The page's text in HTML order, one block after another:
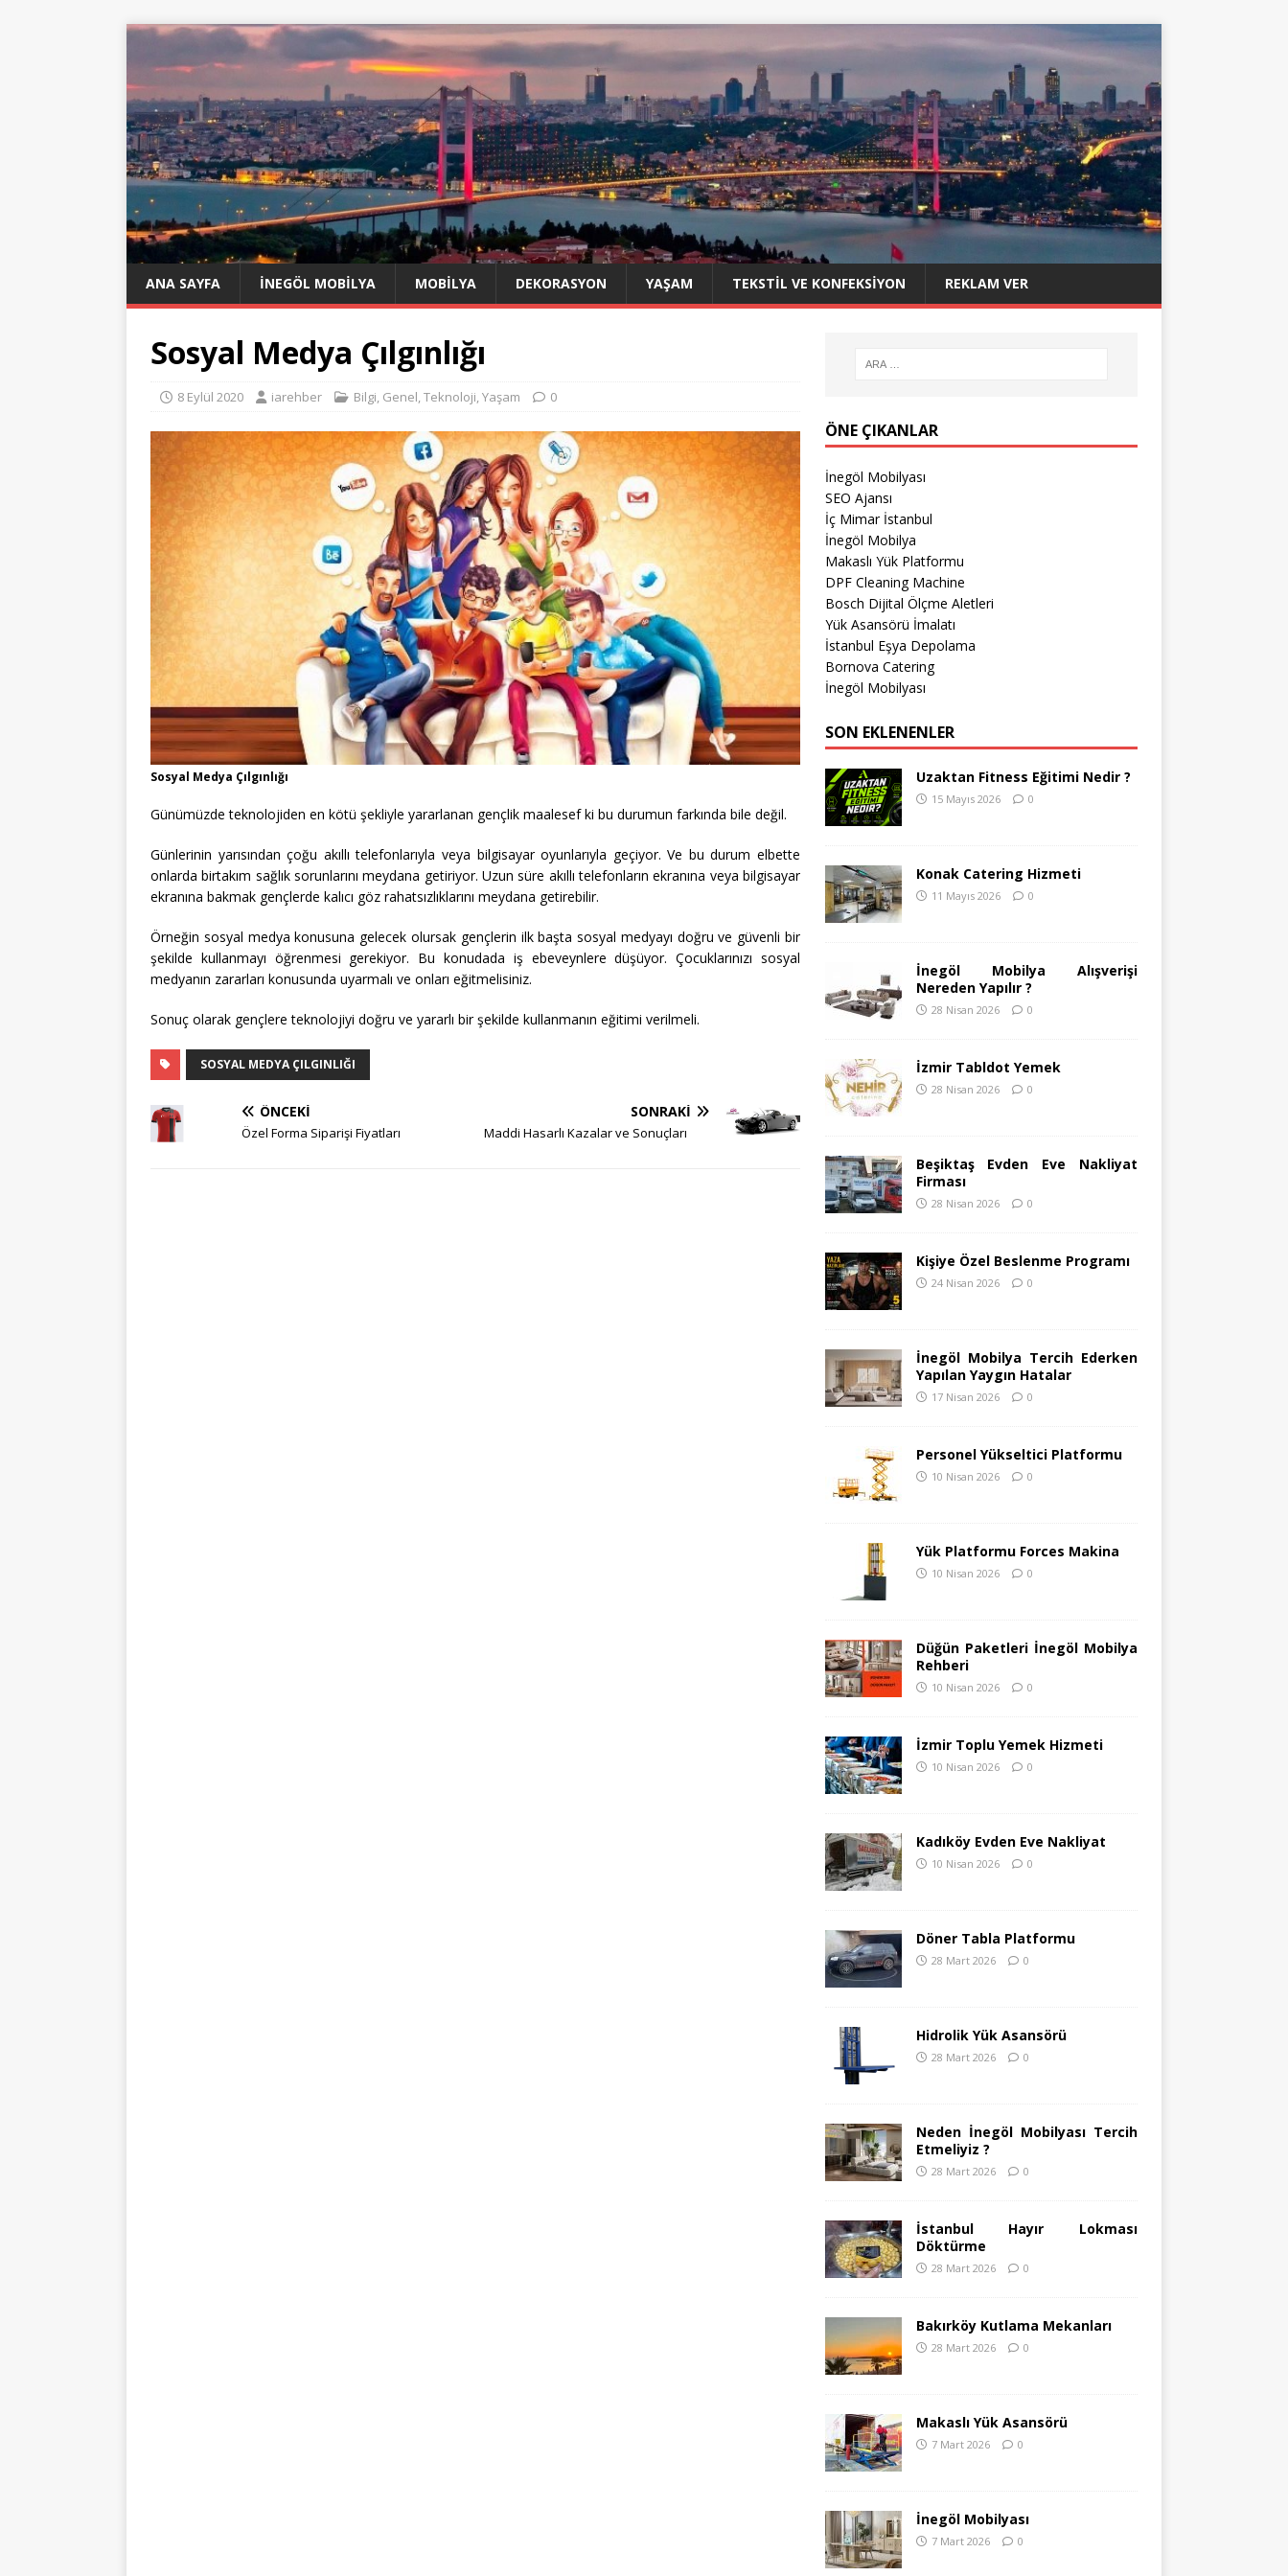
ANA SAYFA İNEGÖL MOBILYA MOBILYA DEKORASYON YAŞAM TEKSTIL VE KONFEKSIYON REKLAM VER
Sosyal Medya Çılgınlığı
8 Eylül 2020 iarehber Bilgi, Genel,Teknoloji,Yaşam 0
Sosyal Medya Çılgınlığı
Günümüzde teknolojiden en kötü şekliyle yararlanan gençlik maalesef ki bu durumun farkında bile değil.
Günlerinin yarısından çoğu akıllı telefonlarıyla veya bilgisayar oyunlarıyla geçiyor. Ve bu durum elbette
onlarda birtakım sağlık sorunlarını meydana getiriyor. Uzun süre akıllı telefonların ekranına veya bilgisayar
ekranına bakmak gençlerde kalıcı göz rahatsızlıklarını meydana getirebilir.
Örneğin sosyal medya konusuna gelecek olursak gençlerin ilk başta sosyal medyayı doğru ve güvenli bir
şekilde kullanmayı öğrenmesi gerekiyor. Bu konudada iş ebeveynlere düşüyor. Çocuklarınızı sosyal
medyanın zararları konusunda uyarmalı ve onları eğitmelisiniz.
Sonuç olarak gençlere teknolojiyi doğru ve yararlı bir şekilde kullanmanın eğitimi verilmeli.
SOSYAL MEDYA ÇILGINLIĞI
ÖNCEKI
Özel Forma Siparişi Fiyatları
SONRAKI
Maddi Hasarlı Kazalar ve Sonuçları
ÖNE ÇIKANLAR
İnegöl Mobilyası
SEO Ajansı
İç Mimar İstanbul
İnegöl Mobilya
Makaslı Yük Platformu
DPF Cleaning Machine
Bosch Dijital Ölçme Aletleri
Yük Asansörü İmalatı
İstanbul Eşya Depolama
Bornova Catering
İnegöl Mobilyası
SON EKLENENLER
Uzaktan Fitness Eğitimi Nedir ?
15 Mayıs 2026 0
Konak Catering Hizmeti
11 Mayıs 2026 0
İnegöl Mobilya Alışverişi
Nereden Yapılır ?
28 Nisan 2026 0
İzmir Tabldot Yemek
28 Nisan 2026 0
Beşiktaş Evden Eve Nakliyat
Firması
28 Nisan 2026 0
Kişiye Özel Beslenme Programı
24 Nisan 2026 0
İnegöl Mobilya Tercih Ederken
Yapılan Yaygın Hatalar
17 Nisan 2026 0
Personel Yükseltici Platformu
10 Nisan 2026 0
Yük Platformu Forces Makina
10 Nisan 2026 0
Düğün Paketleri İnegöl Mobilya
Rehberi
10 Nisan 2026 0
İzmir Toplu Yemek Hizmeti
10 Nisan 2026 0
Kadıköy Evden Eve Nakliyat
10 Nisan 2026 0
Döner Tabla Platformu
28 Mart 2026 0
Hidrolik Yük Asansörü
28 Mart 2026 0
Neden İnegöl Mobilyası Tercih
Etmeliyiz ?
28 Mart 2026 0
İstanbul Hayır Lokması
Döktürme
28 Mart 2026 0
Bakırköy Kutlama Mekanları
28 Mart 2026 0
Makaslı Yük Asansörü
7 Mart 2026 0
İnegöl Mobilyası
7 Mart 2026 0